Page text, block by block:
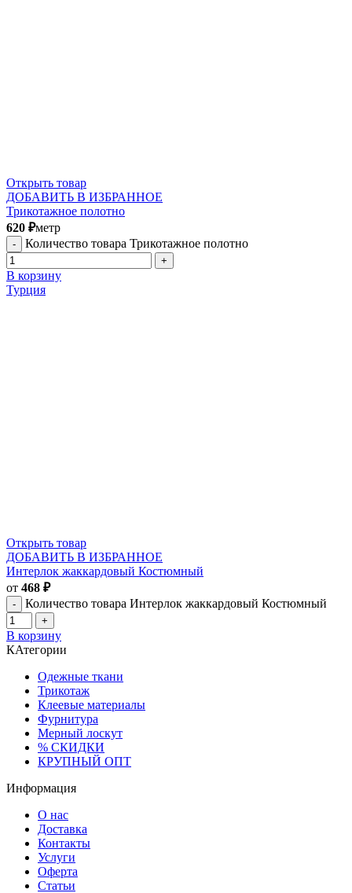
Открыть товар
ДОБАВИТЬ В ИЗБРАННОЕ
Трикотажное полотно
620 ₽метр
Количество товара Трикотажное полотно
В корзину
Турция
Открыть товар
ДОБАВИТЬ В ИЗБРАННОЕ
Интерлок жаккардовый Костюмный
от 468 ₽
Количество товара Интерлок жаккардовый Костюмный
В корзину
КАтегории
Одежные ткани
Трикотаж
Клеевые материалы
Фурнитура
Мерный лоскут
% СКИДКИ
КРУПНЫЙ ОПТ
Информация
О нас
Доставка
Контакты
Услуги
Оферта
Статьи